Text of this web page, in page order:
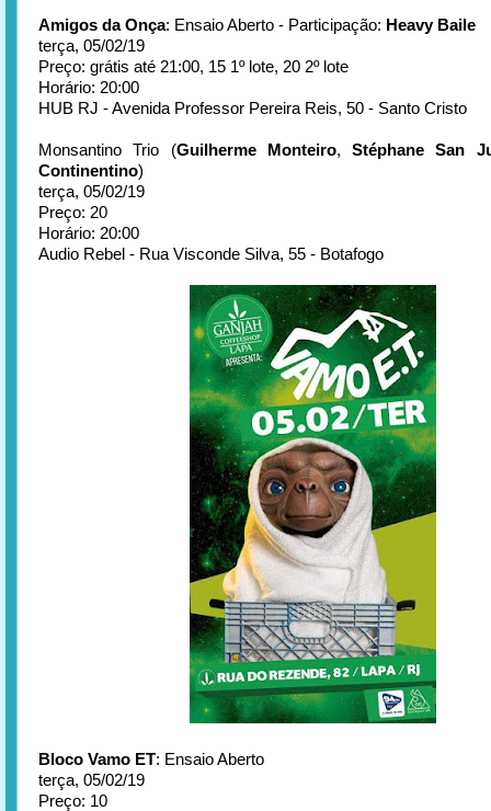
Amigos da Onça: Ensaio Aberto - Participação: Heavy Baile
terça, 05/02/19
Preço: grátis até 21:00, 15 1º lote, 20 2º lote
Horário: 20:00
HUB RJ - Avenida Professor Pereira Reis, 50 - Santo Cristo
Monsantino Trio (Guilherme Monteiro,Stéphane San
Continentino)
terça, 05/02/19
Preço: 20
Horário: 20:00
Audio Rebel - Rua Visconde Silva, 55 - Botafogo
Bloco Vamo ET: Ensaio Aberto
terça, 05/02/19
Preço: 10